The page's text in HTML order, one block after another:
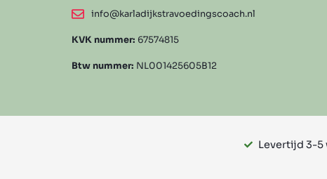
info@karladijkstravoedingscoach.nl
KVK nummer: 67574815
Btw nummer: NL001425605B12
Levertijd 3-5